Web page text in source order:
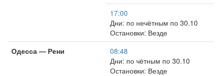
17:00
Дни: по нечётным по 30.10
Остановки: Везде
Одесса — Рени
08:48
Дни: по чётным по 30.10
Остановки: Везде